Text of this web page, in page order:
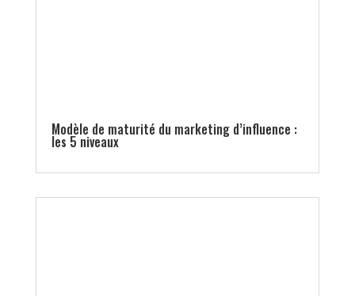
Modèle de maturité du marketing d’influence :
les 5 niveaux